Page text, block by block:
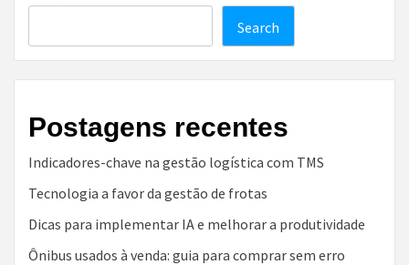
Search
Postagens recentes
Indicadores-chave na gestão logística com TMS
Tecnologia a favor da gestão de frotas
Dicas para implementar IA e melhorar a produtividade
Ônibus usados à venda: guia para comprar sem erro